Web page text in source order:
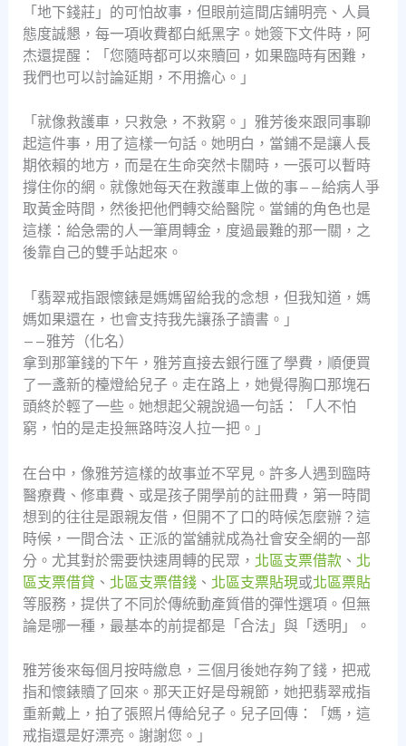
「地下錢莊」的可怕故事，但眼前這間店鋪明亮、人員
態度誠懇，每一項收費都白紙黑字。她簽下文件時，阿
杰還提醒：「您隨時都可以來贖回，如果臨時有困難，
我們也可以討論延期，不用擔心。」
「就像救護車，只救急，不救窮。」雅芳後來跟同事聊
起這件事，用了這樣一句話。她明白，當鋪不是讓人長
期依賴的地方，而是在生命突然卡關時，一張可以暫時
撐住你的網。就像她每天在救護車上做的事——給病人爭
取黃金時間，然後把他們轉交給醫院。當鋪的角色也是
這樣：給急需的人一筆周轉金，度過最難的那一關，之
後靠自己的雙手站起來。
「翡翠戒指跟懷錶是媽媽留給我的念想，但我知道，媽
媽如果還在，也會支持我先讓孫子讀書。」
——雅芳（化名）
拿到那筆錢的下午，雅芳直接去銀行匯了學費，順便買
了一盞新的檯燈給兒子。走在路上，她覺得胸口那塊石
頭終於輕了一些。她想起父親說過一句話：「人不怕
窮，怕的是走投無路時沒人拉一把。」
在台中，像雅芳這樣的故事並不罕見。許多人遇到臨時
醫療費、修車費、或是孩子開學前的註冊費，第一時間
想到的往往是跟親友借，但開不了口的時候怎麼辦？這
時候，一間合法、正派的當舖就成為社會安全網的一部
分。尤其對於需要快速周轉的民眾， 北區支票借款、 北
區支票借貸 、 北區支票借錢、 北區支票貼現或北區票貼
等服務，提供了不同於傳統動產質借的彈性選項。但無
論是哪一種，最基本的前提都是「合法」與「透明」。
雅芳後來每個月按時繳息，三個月後她存夠了錢，把戒
指和懷錶贖了回來。那天正好是母親節，她把翡翠戒指
重新戴上，拍了張照片傳給兒子。兒子回傳：「媽，這
戒指還是好漂亮。謝謝您。」